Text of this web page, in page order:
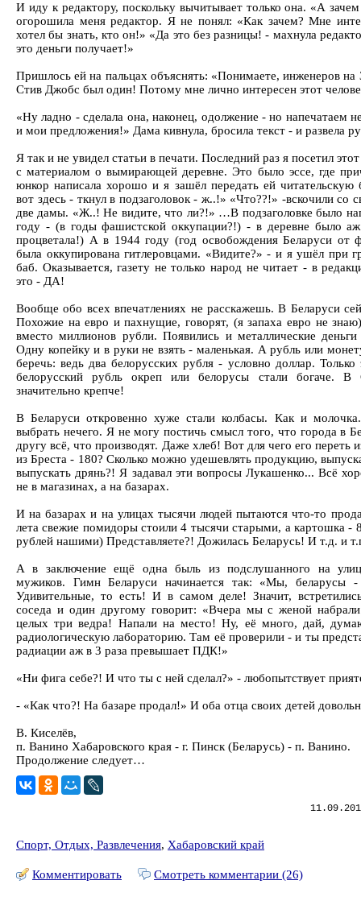
И иду к редактору, поскольку вычитывает только она. «А
огорошила меня редактор. Я не понял: «Как зачем? Мне
хотел бы знать, кто он!» «Да это без разницы! - махнула
это деньги получает!»
Пришлось ей на пальцах объяснять: «Понимаете, инженеров
Стив Джобс был один! Потому мне лично интересен этот
«Ну ладно - сделала она, наконец, одолжение - но напечатаем
и мои предложения!» Дама кивнула, бросила текст - и развела
Я так и не увидел статьи в печати. Последний раз я посетил
с материалом о вымирающей деревне. Это было эссе, где
юнкор написала хорошо и я зашёл передать ей читательскую
вот здесь - ткнул в подзаголовок - ж..!» «Что??!» -вскочили со
две дамы. «Ж..! Не видите, что ли?!» …В подзаголовке было
году - (в годы фашистской оккупации?!) - в деревне было
процветала!) А в 1944 году (год освобождения Беларуси от
была оккупирована гитлеровцами. «Видите?» - и я ушёл при
баб. Оказывается, газету не только народ не читает - в
это - ДА!
Вообще обо всех впечатлениях не расскажешь. В Беларуси
Похожие на евро и пахнущие, говорят, (я запаха евро не
вместо миллионов рубли. Появились и металлические деньги
Одну копейку и в руки не взять - маленькая. А рубль или
беречь: ведь два белорусских рубля - условно доллар. Только
белорусский рубль окреп или белорусы стали богаче.
значительно крепче!
В Беларуси откровенно хуже стали колбасы. Как и
выбрать нечего. Я не могу постичь смысл того, что города в
другу всё, что производят. Даже хлеб! Вот для чего его
из Бреста - 180? Сколько можно удешевлять продукцию,
выпускать дрянь?! Я задавал эти вопросы Лукашенко... Всё
не в магазинах, а на базарах.
И на базарах и на улицах тысячи людей пытаются что-то
лета свежие помидоры стоили 4 тысячи старыми, а картошка -
рублей нашими) Представляете?! Дожилась Беларусь! И т.д. и
А в заключение ещё одна быль из подслушанного на
мужиков. Гимн Беларуси начинается так: «Мы, беларусы
Удивительные, то есть! И в самом деле! Значит,
соседа и один другому говорит: «Вчера мы с женой
целых три ведра! Напали на место! Ну, её много, дай,
радиологическую лабораторию. Там её проверили - и ты
радиации аж в 3 раза превышает ПДК!»
«Ни фига себе?! И что ты с ней сделал?» - любопытствует
- «Как что?! На базаре продал!» И оба отца своих детей
В. Киселёв,
п. Ванино Хабаровского края - г. Пинск (Беларусь) - п. Ванино.
Продолжение следует…
Спорт, Отдых, Развлечения, Хабаровский край
Комментировать Смотреть комментарии (26)